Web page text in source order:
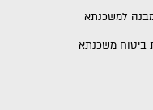
למשכנתא
ביטוח משכנתא